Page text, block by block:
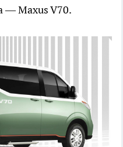
— Maxus V70.